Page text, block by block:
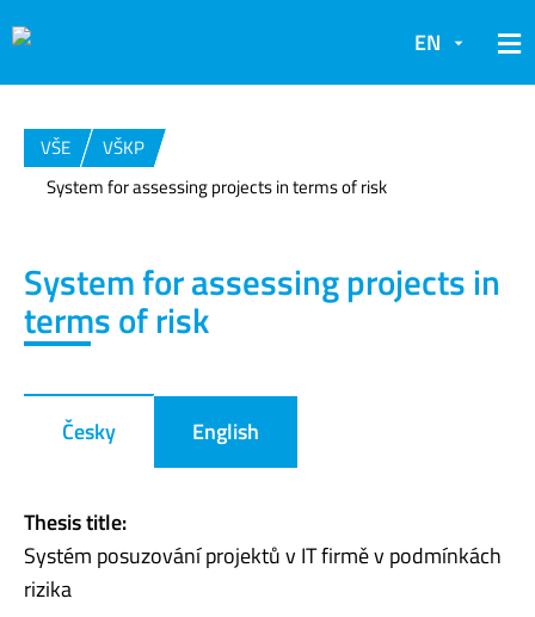
EN
VŠE
VŠKP
System for assessing projects in terms of risk
System for assessing projects in
terms of risk
Česky English
Thesis title:
Systém posuzování projektů v IT firmě v podmínkách
rizika